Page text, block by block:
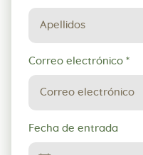
Correo electrónico *
Fecha de entrada